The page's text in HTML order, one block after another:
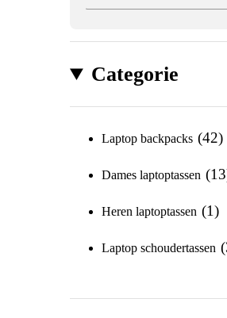
Categorie
Laptop backpacks 42
Dames laptoptassen 13
Heren laptoptassen 1
Laptop schoudertassen